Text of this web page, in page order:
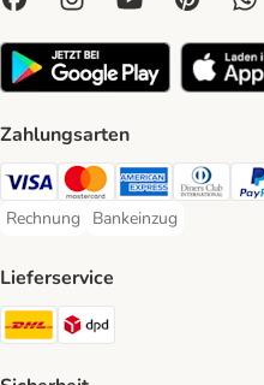
Zahlungsarten
Visa Payment Method
Mastercard Payment
American Express
Diners
Rechnung
Rechnung Payment Method
Bankeinzug
Bankeinzug Payment
Lieferservice
DHL Shipping Method